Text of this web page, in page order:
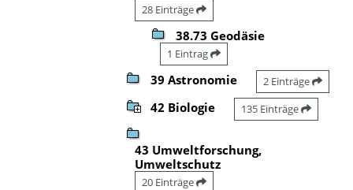
28 Einträge
38.73 Geodäsie
1 Eintrag
39 Astronomie 2 Einträge
42 Biologie 135 Einträge
43 Umweltforschung,
Umweltschutz
20 Einträge